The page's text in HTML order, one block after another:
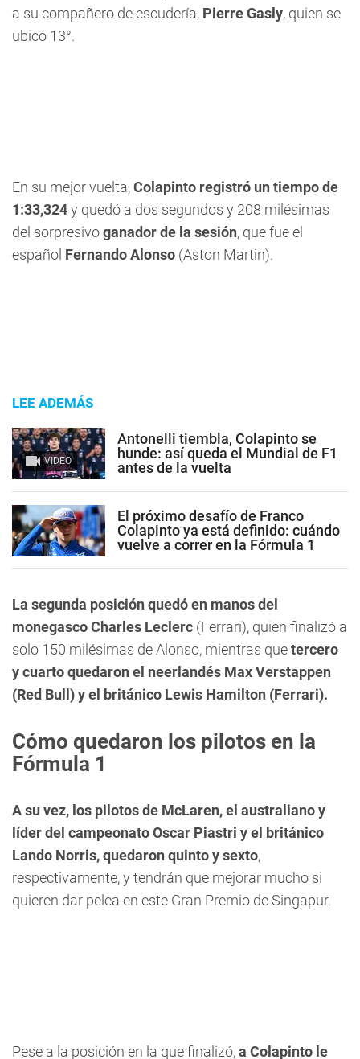
a su compañero de escudería, Pierre Gasly, quien se
ubicó 13°.
En su mejor vuelta,Colapinto registró un tiempo de
1:33,324y quedó a dos segundos y 208 milésimas
del sorpresivoganador de la sesión, que fue el
español Fernando Alonso (Aston Martin).
LEE ADEMÁS
VIDEO
Antonelli tiembla, Colapinto se
hunde: así queda el Mundial de F1
antes de la vuelta
El próximo desafío de Franco
Colapinto ya está definido: cuándo
vuelve a correr en la Fórmula 1
La segunda posición quedó en manos del
monegasco Charles Leclerc (Ferrari), quien finalizó a
solo 150 milésimas de Alonso, mientras quetercero
y cuarto quedaron el neerlandés Max Verstappen
(Red Bull) y el británico Lewis Hamilton (Ferrari).
Cómo quedaron los pilotos en la
Fórmula 1
A su vez, los pilotos de McLaren, el australiano y
líder del campeonato Oscar Piastri y el británico
Lando Norris, quedaron quinto y sexto,
respectivamente, y tendrán que mejorar mucho si
quieren dar pelea en este Gran Premio de Singapur.
Pese a la posición en la que finalizó,a Colapinto le